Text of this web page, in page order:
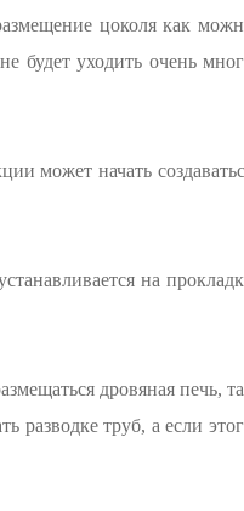
цоколя как
будет уходить очень
может начать
на
дровяная печь,
разводке труб, а если